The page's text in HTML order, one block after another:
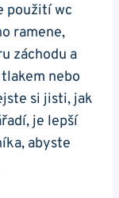
použití wc
ramene,
záchodu a
nebo
si jisti, jak
je lepší
abyste